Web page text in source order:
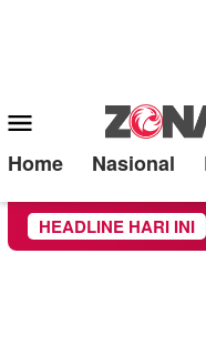
Mobile
Menu
Home Nasional
HEADLINE HARI INI
Filosofi Catur